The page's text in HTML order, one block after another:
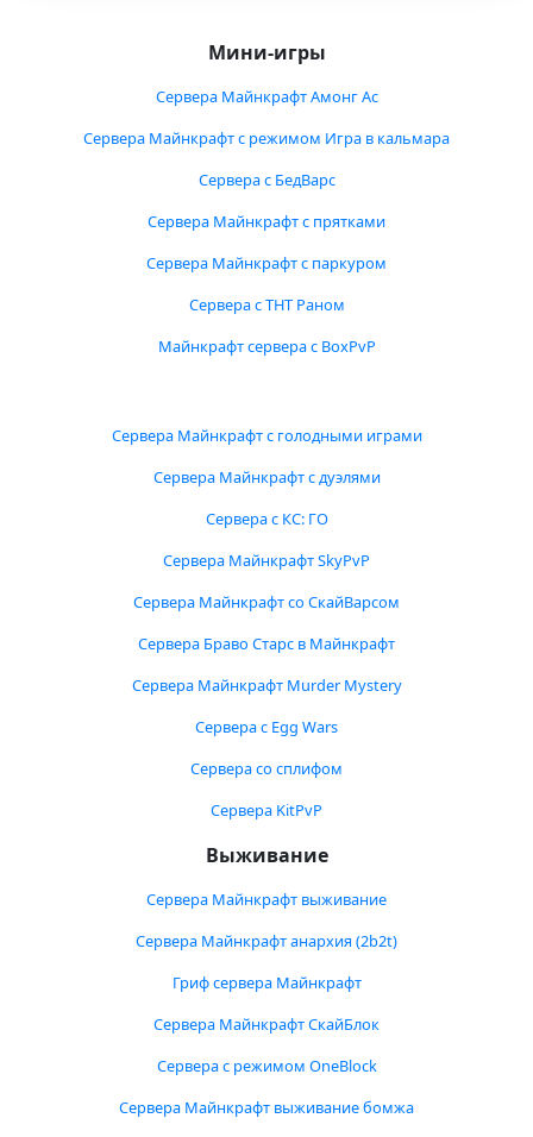
Мини-игры
Сервера Майнкрафт Амонг Ас
Сервера Майнкрафт с режимом Игра в кальмара
Сервера с БедВарс
Сервера Майнкрафт с прятками
Сервера Майнкрафт с паркуром
Сервера с ТНТ Раном
Майнкрафт сервера с BoxPvP
Сервера Майнкрафт с голодными играми
Сервера Майнкрафт с дуэлями
Сервера с КС: ГО
Сервера Майнкрафт SkyPvP
Сервера Майнкрафт со СкайВарсом
Сервера Браво Старс в Майнкрафт
Сервера Майнкрафт Murder Mystery
Сервера с Egg Wars
Сервера со сплифом
Сервера KitPvP
Выживание
Сервера Майнкрафт выживание
Сервера Майнкрафт анархия (2b2t)
Гриф сервера Майнкрафт
Сервера Майнкрафт СкайБлок
Сервера с режимом OneBlock
Сервера Майнкрафт выживание бомжа